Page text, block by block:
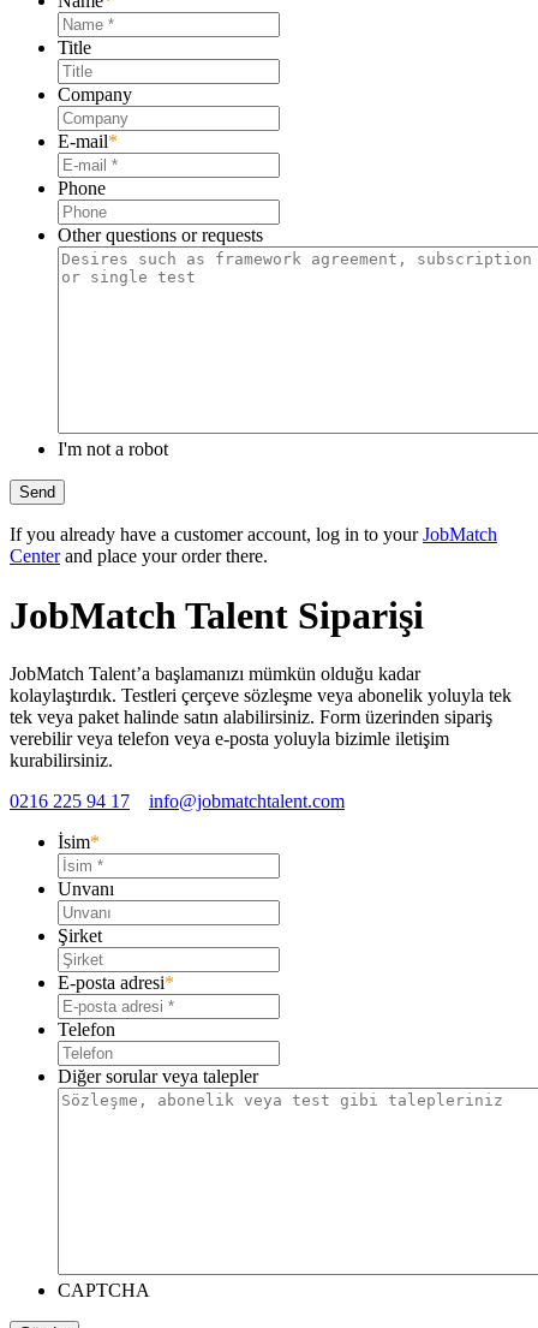
Title
Company
E-mail*
Phone
Other questions or requests
I'm not a robot
If you already have a customer account, log in to yourJobMatch
Centerand place your order there.
JobMatch Talent Siparişi
JobMatch Talent’a başlamanızı mümkün olduğu kadar
kolaylaştırdık. Testleri çerçeve sözleşme veya abonelik yoluyla tek
tek veya paket halinde satın alabilirsiniz. Form üzerinden sipariş
verebilir veya telefon veya e-posta yoluyla bizimle iletişim
kurabilirsiniz.
0216 225 94 17
info@jobmatchtalent.com
İsim*
Unvanı
Şirket
E-posta adresi*
Telefon
Diğer sorular veya talepler
CAPTCHA